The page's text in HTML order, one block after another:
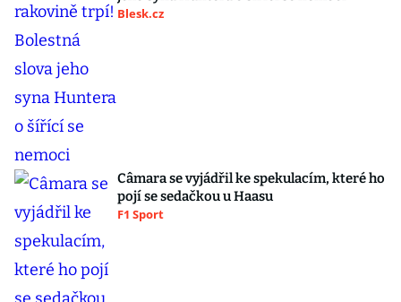
Blesk.cz
Câmara se vyjádřil ke spekulacím, které ho
pojí se sedačkou u Haasu
F1 Sport